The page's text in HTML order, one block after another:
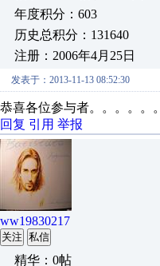
年度积分：603
历史总积分：131640
注册：2006年4月25日
发表于：2013-11-13 08:52:30
恭喜各位参与者。。。。。。
回复 引用 举报
ww19830217
关注 私信
精华：0帖